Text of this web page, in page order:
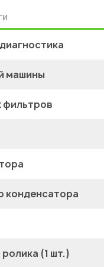
машины
фильтров
конденсатора
(1 шт.)